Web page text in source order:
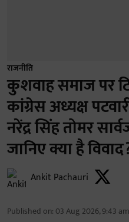
राजनीति
कुशवाह समाज पर
कांग्रेस अध्यक्ष
नरेंद्र सिंह तोमर
जानिए क्या है
Ankit Pachauri
Published on: 03 Aug 2026, 9:43 am